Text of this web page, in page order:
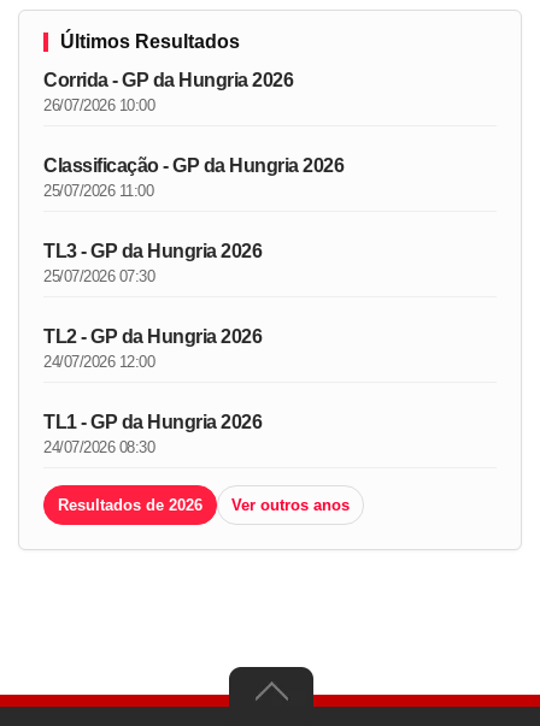
Últimos Resultados
Corrida - GP da Hungria 2026
26/07/2026 10:00
Classificação - GP da Hungria 2026
25/07/2026 11:00
TL3 - GP da Hungria 2026
25/07/2026 07:30
TL2 - GP da Hungria 2026
24/07/2026 12:00
TL1 - GP da Hungria 2026
24/07/2026 08:30
Resultados de 2026 Ver outros anos